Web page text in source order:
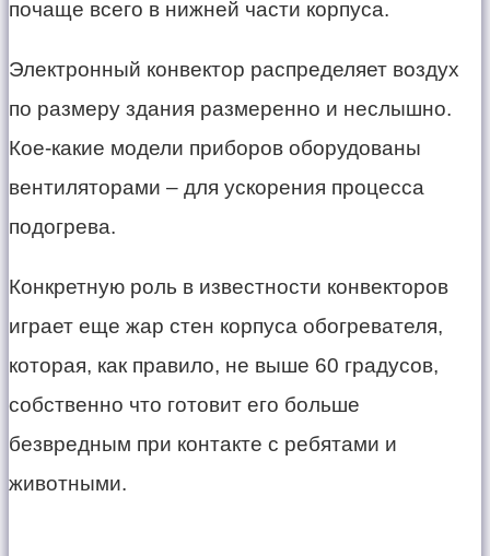
почаще всего в нижней части корпуса.
Электронный конвектор распределяет воздух
по размеру здания размеренно и неслышно.
Кое-какие модели приборов оборудованы
вентиляторами – для ускорения процесса
подогрева.
Конкретную роль в известности конвекторов
играет еще жар стен корпуса обогревателя,
которая, как правило, не выше 60 градусов,
собственно что готовит его больше
безвредным при контакте с ребятами и
животными.